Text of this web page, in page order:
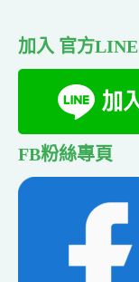
加入 官方LINE
FB粉絲專頁